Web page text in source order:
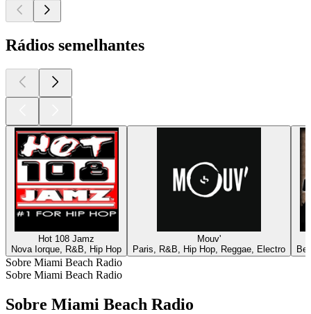
Rádios semelhantes
Hot 108 Jamz
Nova Iorque, R&B, Hip Hop
Mouv'
Paris, R&B, Hip Hop, Reggae, Electro
Sobre Miami Beach Radio
Sobre Miami Beach Radio
Sobre Miami Beach Radio